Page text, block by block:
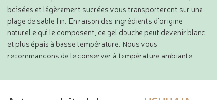
boisées et légèrement sucrées vous transporteront sur une
plage de sable fin. En raison des ingrédients d'origine
naturelle qui le composent, ce gel douche peut devenir blanc
et plus épais à basse température. Nous vous
recommandons de le conserver à température ambiante